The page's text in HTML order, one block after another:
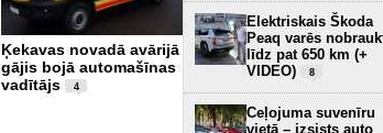
Ķekavas novadā avārijā
gājis bojā automašīnas
vadītājs
4
Rīgā avarējusi luksusa
klases "McLaren"
automašīna
1
Elektriskais Škoda
Peaq varēs
līdz pat 650 km (+
VIDEO)
8
Ceļojuma suvenīru
vietā – izsists auto